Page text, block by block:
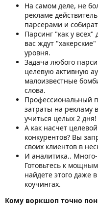
На самом деле, не
рекламе
парсерами и
Парсинг "как у
вас ждут
уровня.
Задача любого
целевую активную
малоизвестные
слова.
Профессиональный
затраты на рекламу
учиться целых 2 дня!
А как насчет
конкурентов? Вы
своих клиентов в
И аналитика..
Готовьтесь к
найдете этого даже
коучингах.
Кому воркшоп точно